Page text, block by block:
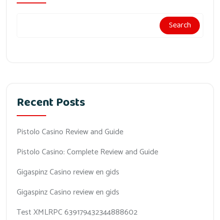
Search
Recent Posts
Pistolo Casino Review and Guide
Pistolo Casino: Complete Review and Guide
Gigaspinz Casino review en gids
Gigaspinz Casino review en gids
Test XMLRPC 639179432344888602